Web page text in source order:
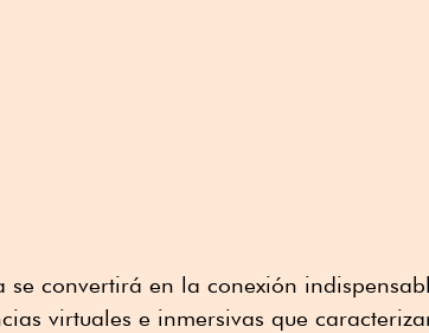
se convertirá en la conexión
virtuales e inmersivas que